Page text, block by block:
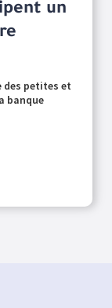
un
des petites et
banque